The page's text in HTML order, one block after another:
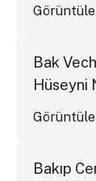
Görüntüle
Bak
Hüseyni
Görüntüle
Bakıp